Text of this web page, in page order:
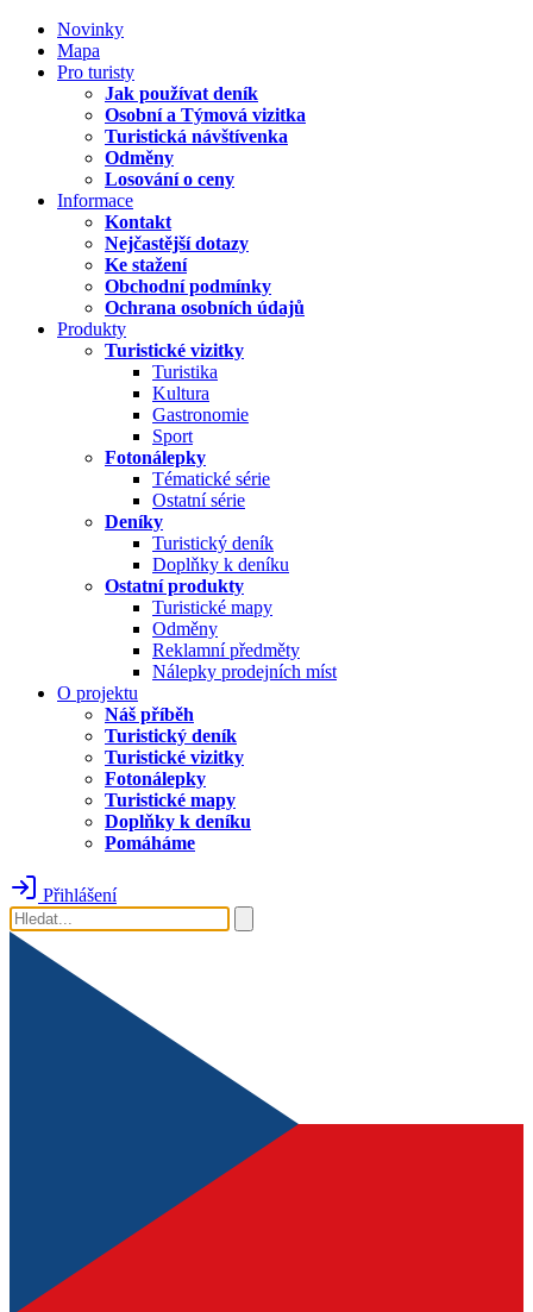
Novinky
Mapa
Pro turisty
Jak používat deník
Osobní a Týmová vizitka
Turistická návštívenka
Odměny
Losování o ceny
Informace
Kontakt
Nejčastější dotazy
Ke stažení
Obchodní podmínky
Ochrana osobních údajů
Produkty
Turistické vizitky
Turistika
Kultura
Gastronomie
Sport
Fotonálepky
Tématické série
Ostatní série
Deníky
Turistický deník
Doplňky k deníku
Ostatní produkty
Turistické mapy
Odměny
Reklamní předměty
Nálepky prodejních míst
O projektu
Náš příběh
Turistický deník
Turistické vizitky
Fotonálepky
Turistické mapy
Doplňky k deníku
Pomáháme
Přihlášení